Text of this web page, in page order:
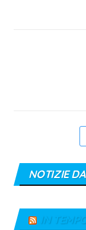
NOTIZIE
IN